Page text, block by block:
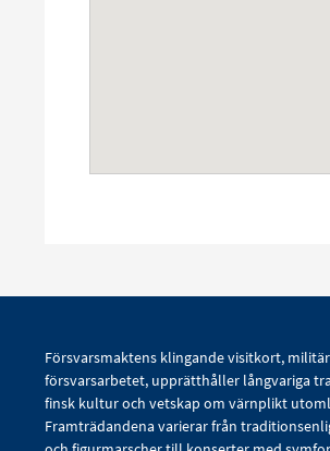
Försvarsmaktens klingande visitkort,
försvarsarbetet, upprätthåller långvariga
finsk kultur och vetskap om värnplikt
Framträdandena varierar från